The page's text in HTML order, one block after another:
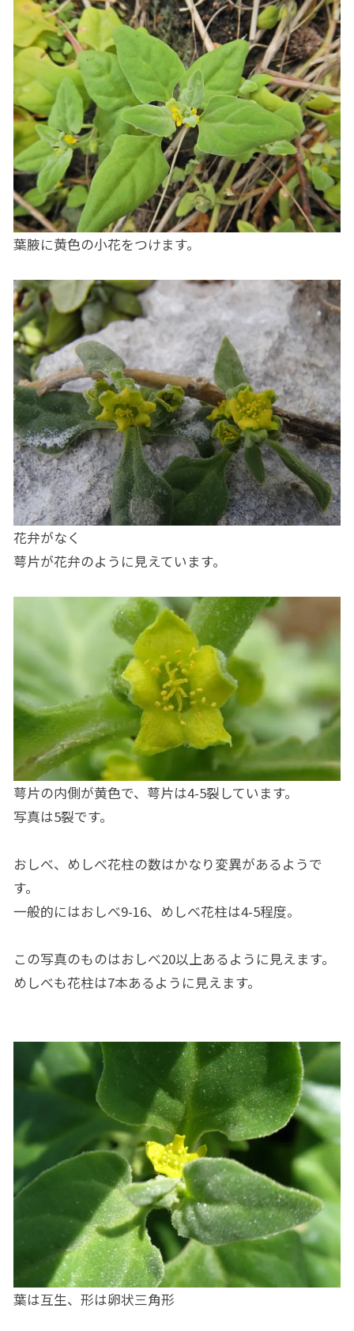
葉腋に黄色の小花をつけます。
花弁がなく
萼片が花弁のように見えています。
萼片の内側が黄色で、萼片は4-5裂しています。
写真は5裂です。
おしべ、めしべ花柱の数はかなり変異があるようで
す。
一般的にはおしべ9-16、めしべ花柱は4-5程度。
この写真のものはおしべ20以上あるように見えます。
めしべも花柱は7本あるように見えます。
葉は互生、形は卵状三角形